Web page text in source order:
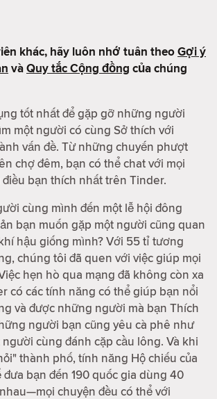
khác, hãy luôn nhớ tuân theoGợi ý
vàQuy tắc Cộng đồng của chúng
tốt nhất để gặp gỡ những người
một người có cùng Sở thích với
vấn đề. Từ những chuyến phượt
chợ đêm, bạn có thể chat với mọi
bạn thích nhất trên Tinder.
cùng mình đến một lễ hội đông
bạn muốn gặp một người cũng quan
hậu giống mình? Với 55 tỉ tương
chúng tôi đã quen với việc giúp mọi
hẹn hò qua mạng đã không còn xa
có các tính năng có thể giúp bạn nổi
và được những người mà bạn Thích
người bạn cũng yêu cà phê như
cùng đánh cặp cầu lông. Và khi
thành phố, tính năng Hộ chiếu của
bạn đến 190 quốc gia dùng 40
chuyện đều có thể với